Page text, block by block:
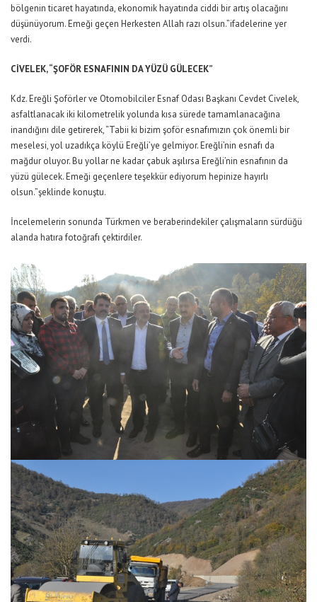
bölgenin ticaret hayatında, ekonomik hayatında ciddi bir artış olacağını
düşünüyorum. Emeği geçen Herkesten Allah razı olsun.”ifadelerine yer
verdi.
CİVELEK, “ŞOFÖR ESNAFININ DA YÜZÜ GÜLECEK”
Kdz. Ereğli Şoförler ve Otomobilciler Esnaf Odası Başkanı Cevdet Civelek,
asfaltlanacak iki kilometrelik yolunda kısa sürede tamamlanacağına
inandığını dile getirerek, “Tabii ki bizim şoför esnafımızın çok önemli bir
meselesi, yol uzadıkça köylü Ereğli’ye gelmiyor. Ereğli’nin esnafı da
mağdur oluyor. Bu yollar ne kadar çabuk aşılırsa Ereğli’nin esnafının da
yüzü gülecek. Emeği geçenlere teşekkür ediyorum hepinize hayırlı
olsun.”şeklinde konuştu.
İncelemelerin sonunda Türkmen ve beraberindekiler çalışmaların sürdüğü
alanda hatıra fotoğrafı çektirdiler.